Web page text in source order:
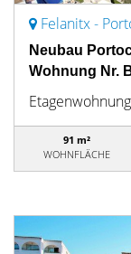
Felanitx -
Neubau
Wohnung Nr.
Etagenwohnung
91 m²
WOHNFLÄCHE